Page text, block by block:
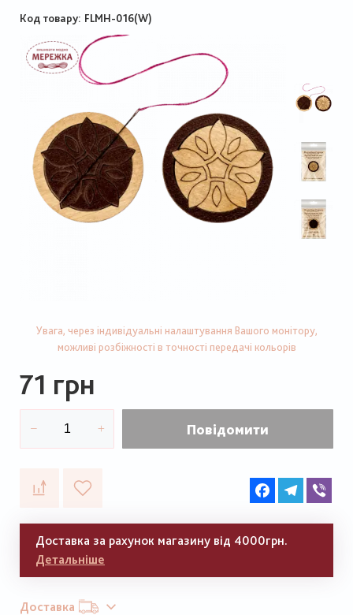
Код товару FLMH-016(W)
Увага, через індивідуальні налаштування Вашого монітору,
можливі розбіжності в точності передачі кольорів
71 грн
Повідомити
FacebookTelegram
Доставка за рахунок магазину від 4000грн.
Детальніше
Доставка